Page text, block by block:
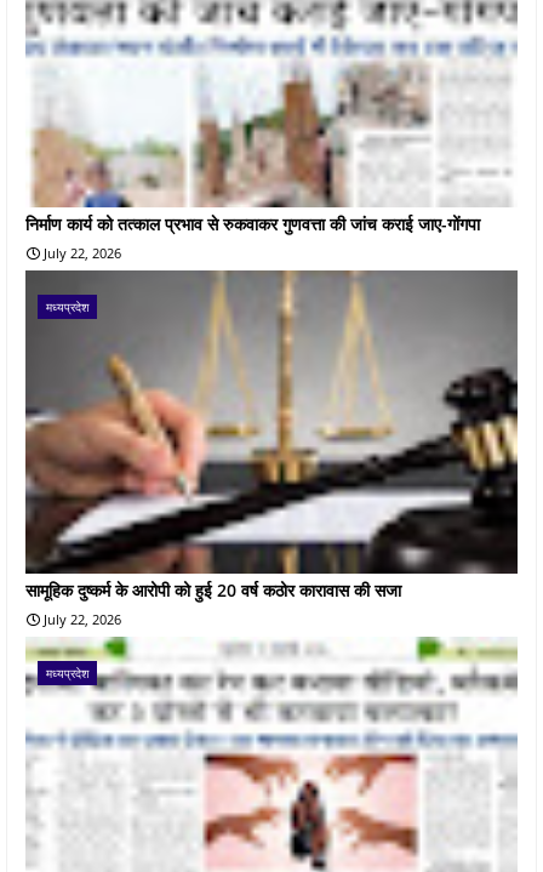
निर्माण कार्य को तत्काल प्रभाव से रुकवाकर गुणवत्ता की जांच कराई जाए-गोंगपा
July 22, 2026
मध्यप्रदेश
सामूहिक दुष्कर्म के आरोपी को हुई 20 वर्ष कठोर कारावास की सजा
July 22, 2026
मध्यप्रदेश